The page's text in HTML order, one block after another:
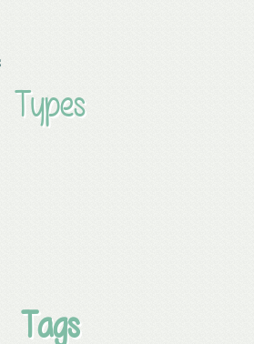
Types
Tags